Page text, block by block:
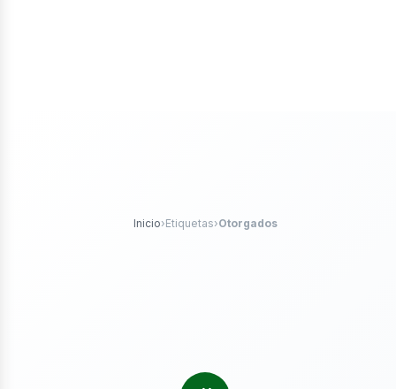
Inicio›Etiquetas›Otorgados